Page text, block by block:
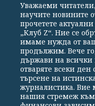
Общи условия
Реклама
Екип
Уважаеми
научите новините
прочетете
„Клуб Z“. Ние се
имаме нужда от
продължим. Вече
държави на всички
отваряте всеки
търсене на
журналистика. Вие
нашия стремеж към